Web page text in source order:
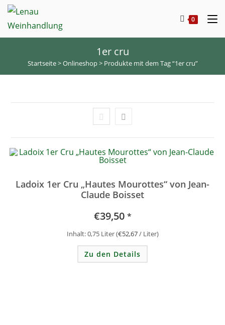
Zum
springen
0
1er cru
Startseite > Onlineshop > Produkte mit dem Tag “1er cru”
Ladoix 1er Cru „Hautes Mourottes“ von Jean-
Claude Boisset
€39,50 *
Inhalt: 0,75 Liter(€52,67/ Liter)
Zu den Details